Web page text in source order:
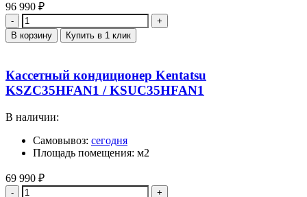
96 990 ₽
Количество
В корзину Купить в 1 клик
Кассетный кондиционер Kentatsu
KSZC35HFAN1 / KSUC35HFAN1
В наличии:
Самовывоз: сегодня
Площадь помещения: м2
69 990 ₽
Количество